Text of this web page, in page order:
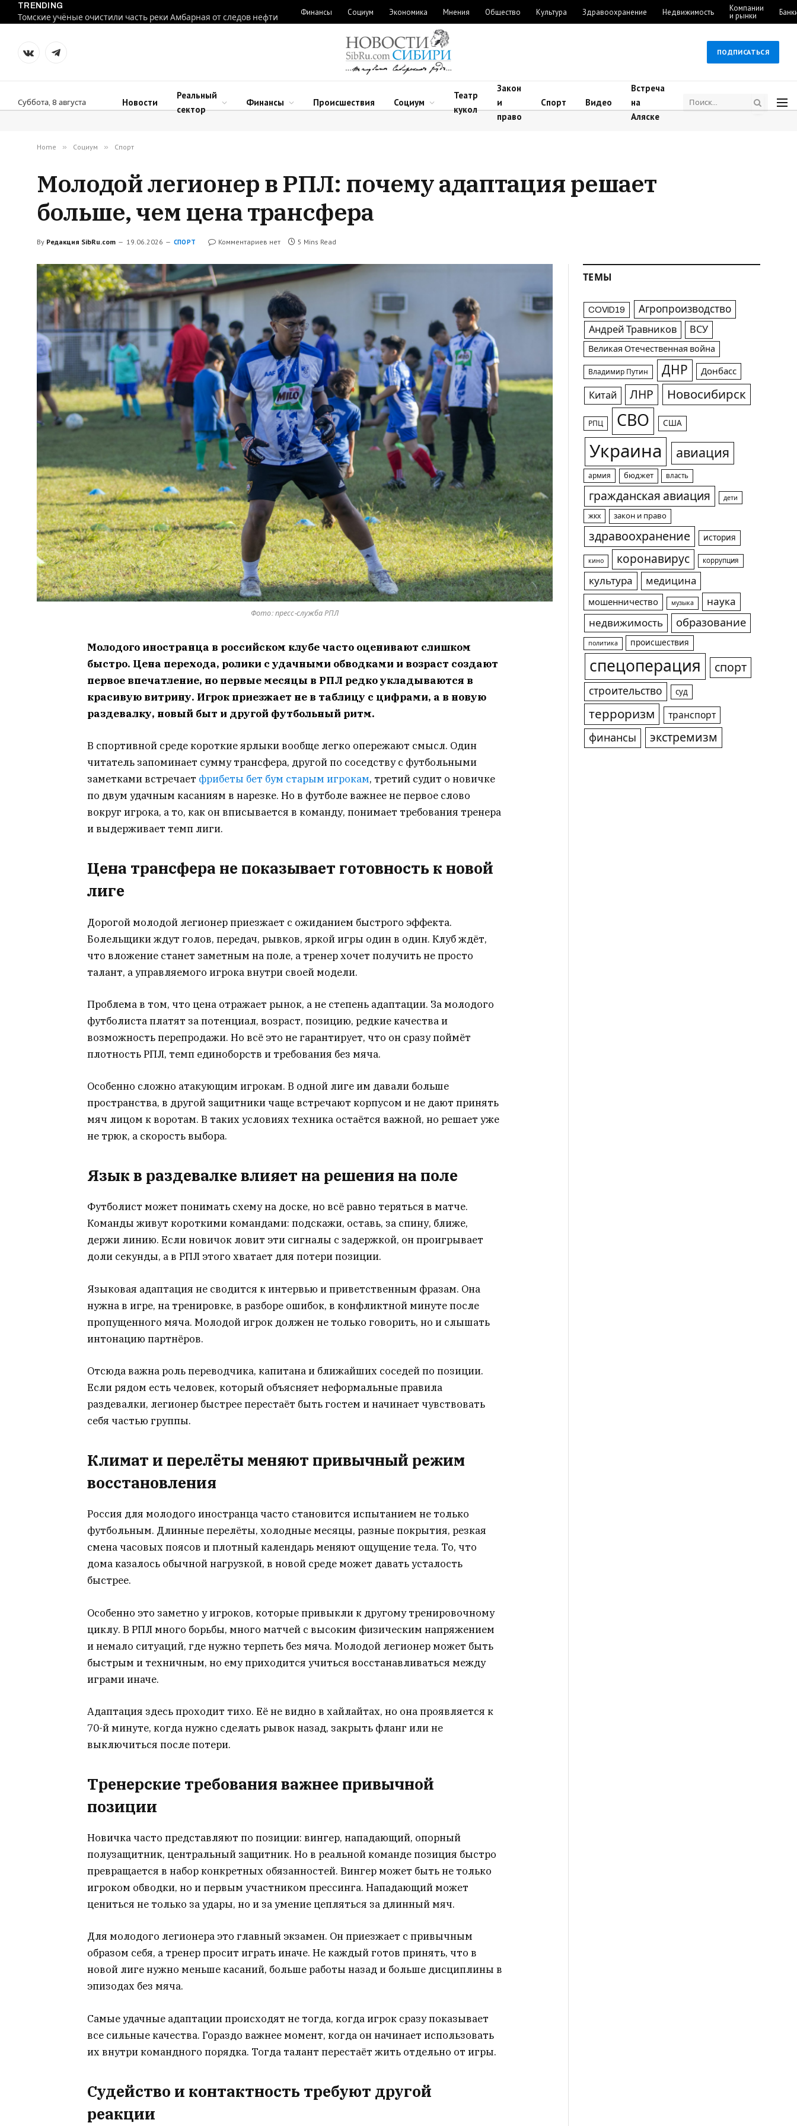
TRENDING
Томские учёные очистили часть реки Амбарная от следов нефти
Финансы Социум Экономика Мнения Общество Культура Здравоохранение Недвижимость Компании
и рынки
VKontakteTelegram
ПОДПИСАТЬСЯ
Суббота, 8 августа Новости
Реальный
сектор
Финансы Происшествия Социум
Театр
кукол
Закон
и
право
Спорт Видео
Встреча
на
Аляске
Home » Социум » Спорт
Молодой легионер в РПЛ: почему адаптация решает
больше, чем цена трансфера
By Редакция SibRu.com 19.06.2026 СПОРТ Комментариев нет 5 Mins Read
Фото: пресс-служба РПЛ
Молодого иностранца в российском клубе часто оценивают слишком
быстро. Цена перехода, ролики с удачными обводками и возраст создают
первое впечатление, но первые месяцы в РПЛ редко укладываются в
красивую витрину. Игрок приезжает не в таблицу с цифрами, а в новую
раздевалку, новый быт и другой футбольный ритм.
В спортивной среде короткие ярлыки вообще легко опережают смысл. Один
читатель запоминает сумму трансфера, другой по соседству с футбольными
заметками встречает фрибеты бет бум старым игрокам, третий судит о новичке
по двум удачным касаниям в нарезке. Но в футболе важнее не первое слово
вокруг игрока, а то, как он вписывается в команду, понимает требования тренера
и выдерживает темп лиги.
Цена трансфера не показывает готовность к новой
лиге
Дорогой молодой легионер приезжает с ожиданием быстрого эффекта.
Болельщики ждут голов, передач, рывков, яркой игры один в один. Клуб ждёт,
что вложение станет заметным на поле, а тренер хочет получить не просто
талант, а управляемого игрока внутри своей модели.
Проблема в том, что цена отражает рынок, а не степень адаптации. За молодого
футболиста платят за потенциал, возраст, позицию, редкие качества и
возможность перепродажи. Но всё это не гарантирует, что он сразу поймёт
плотность РПЛ, темп единоборств и требования без мяча.
Особенно сложно атакующим игрокам. В одной лиге им давали больше
пространства, в другой защитники чаще встречают корпусом и не дают принять
мяч лицом к воротам. В таких условиях техника остаётся важной, но решает уже
не трюк, а скорость выбора.
Язык в раздевалке влияет на решения на поле
Футболист может понимать схему на доске, но всё равно теряться в матче.
Команды живут короткими командами: подскажи, оставь, за спину, ближе,
держи линию. Если новичок ловит эти сигналы с задержкой, он проигрывает
доли секунды, а в РПЛ этого хватает для потери позиции.
Языковая адаптация не сводится к интервью и приветственным фразам. Она
нужна в игре, на тренировке, в разборе ошибок, в конфликтной минуте после
пропущенного мяча. Молодой игрок должен не только говорить, но и слышать
интонацию партнёров.
Отсюда важна роль переводчика, капитана и ближайших соседей по позиции.
Если рядом есть человек, который объясняет неформальные правила
раздевалки, легионер быстрее перестаёт быть гостем и начинает чувствовать
себя частью группы.
Климат и перелёты меняют привычный режим
восстановления
Россия для молодого иностранца часто становится испытанием не только
футбольным. Длинные перелёты, холодные месяцы, разные покрытия, резкая
смена часовых поясов и плотный календарь меняют ощущение тела. То, что
дома казалось обычной нагрузкой, в новой среде может давать усталость
быстрее.
Особенно это заметно у игроков, которые привыкли к другому тренировочному
циклу. В РПЛ много борьбы, много матчей с высоким физическим напряжением
и немало ситуаций, где нужно терпеть без мяча. Молодой легионер может быть
быстрым и техничным, но ему приходится учиться восстанавливаться между
играми иначе.
Адаптация здесь проходит тихо. Её не видно в хайлайтах, но она проявляется к
70-й минуте, когда нужно сделать рывок назад, закрыть фланг или не
выключиться после потери.
Тренерские требования важнее привычной
позиции
Новичка часто представляют по позиции: вингер, нападающий, опорный
полузащитник, центральный защитник. Но в реальной команде позиция быстро
превращается в набор конкретных обязанностей. Вингер может быть не только
игроком обводки, но и первым участником прессинга. Нападающий может
цениться не только за удары, но и за умение цепляться за длинный мяч.
Для молодого легионера это главный экзамен. Он приезжает с привычным
образом себя, а тренер просит играть иначе. Не каждый готов принять, что в
новой лиге нужно меньше касаний, больше работы назад и больше дисциплины в
эпизодах без мяча.
Самые удачные адаптации происходят не тогда, когда игрок сразу показывает
все сильные качества. Гораздо важнее момент, когда он начинает использовать
их внутри командного порядка. Тогда талант перестаёт жить отдельно от игры.
Судейство и контактность требуют другой
реакции
ТЕМЫ
COVID19 Агропроизводство
Андрей Травников ВСУ
Великая Отечественная война
Владимир Путин ДНР Донбасс
Китай ЛНР Новосибирск
РПЦ СВО США
Украина авиация
армия бюджет власть
гражданская авиация дети
жкх закон и право
здравоохранение история
кино коронавирус коррупция
культура медицина
мошенничество музыка
наука
недвижимость
образование
политика происшествия
спецоперация спорт
строительство суд
терроризм транспорт
финансы экстремизм